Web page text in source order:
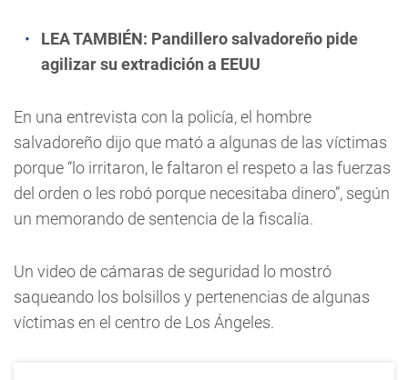
LEA TAMBIÉN: Pandillero salvadoreño pide
agilizar su extradición a EEUU
En una entrevista con la policía, el hombre
salvadoreño dijo que mató a algunas de las víctimas
porque “lo irritaron, le faltaron el respeto a las fuerzas
del orden o les robó porque necesitaba dinero”, según
un memorando de sentencia de la fiscalía.
Un video de cámaras de seguridad lo mostró
saqueando los bolsillos y pertenencias de algunas
víctimas en el centro de Los Ángeles.